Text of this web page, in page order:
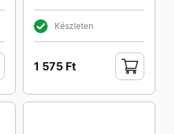
Készleten
1 575 Ft